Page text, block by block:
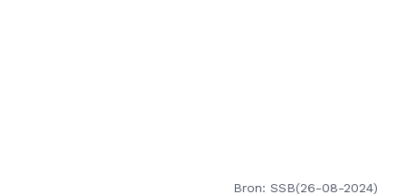
Bron: SSB(26-08-2024)